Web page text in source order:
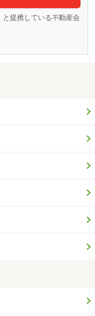
と提携している不動産会